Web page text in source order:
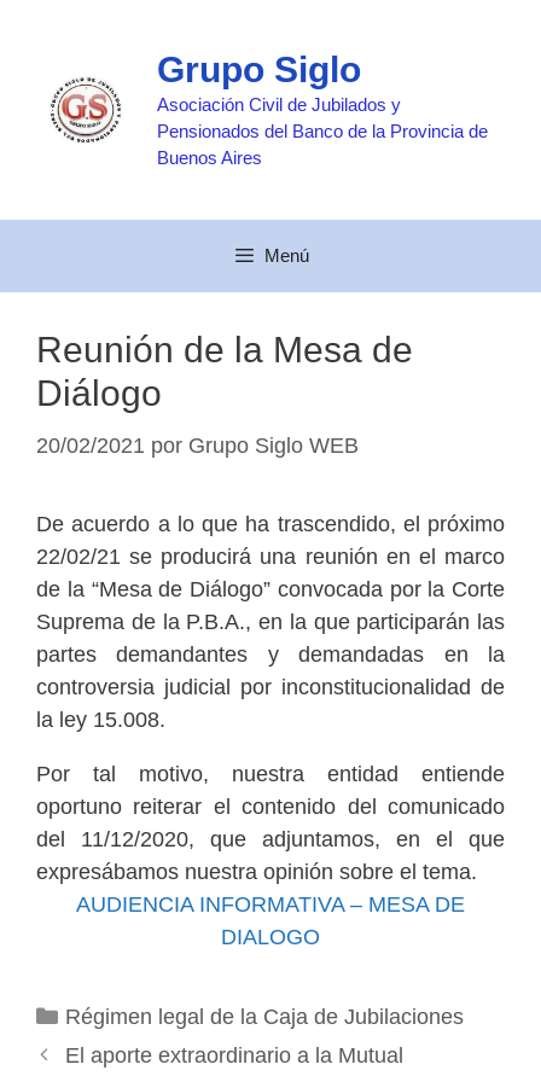
contenido
Grupo Siglo
Asociación Civil de Jubilados y
Pensionados del Banco de la Provincia de
Buenos Aires
Menú
Reunión de la Mesa de
Diálogo
20/02/2021 por Grupo Siglo WEB
De acuerdo a lo que ha trascendido, el próximo
22/02/21 se producirá una reunión en el marco
de la “Mesa de Diálogo” convocada por la Corte
Suprema de la P.B.A., en la que participarán las
partes demandantes y demandadas en la
controversia judicial por inconstitucionalidad de
la ley 15.008.
Por tal motivo, nuestra entidad entiende
oportuno reiterar el contenido del comunicado
del 11/12/2020, que adjuntamos, en el que
expresábamos nuestra opinión sobre el tema.
AUDIENCIA INFORMATIVA – MESA DE
DIALOGO
Categorías
Régimen legal de la Caja de Jubilaciones
El aporte extraordinario a la Mutual